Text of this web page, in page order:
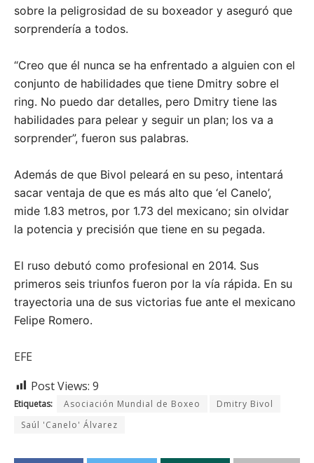
sobre la peligrosidad de su boxeador y aseguró que
sorprendería a todos.
“Creo que él nunca se ha enfrentado a alguien con el
conjunto de habilidades que tiene Dmitry sobre el
ring. No puedo dar detalles, pero Dmitry tiene las
habilidades para pelear y seguir un plan; los va a
sorprender”, fueron sus palabras.
Además de que Bivol peleará en su peso, intentará
sacar ventaja de que es más alto que ‘el Canelo’,
mide 1.83 metros, por 1.73 del mexicano; sin olvidar
la potencia y precisión que tiene en su pegada.
El ruso debutó como profesional en 2014. Sus
primeros seis triunfos fueron por la vía rápida. En su
trayectoria una de sus victorias fue ante el mexicano
Felipe Romero.
EFE
Post Views: 9
Etiquetas: Asociación Mundial de Boxeo
Dmitry Bivol
Saúl 'Canelo' Álvarez